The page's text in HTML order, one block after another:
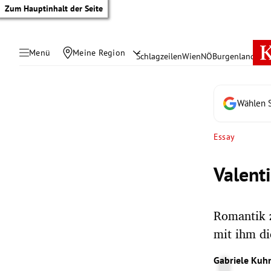
Zum Hauptinhalt der Seite
Menü Meine Region SchlagzeilenWienNÖBurgenland
Wählen
Essay
Romantik
mit ihm
Gabriele